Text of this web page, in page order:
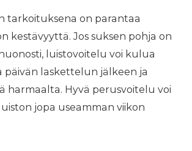
tarkoituksena on parantaa
kestävyyttä. Jos suksen pohja on
luistovoitelu voi kulua
päivän laskettelun jälkeen ja
harmaalta. Hyvä perusvoitelu voi
jopa useamman viikon